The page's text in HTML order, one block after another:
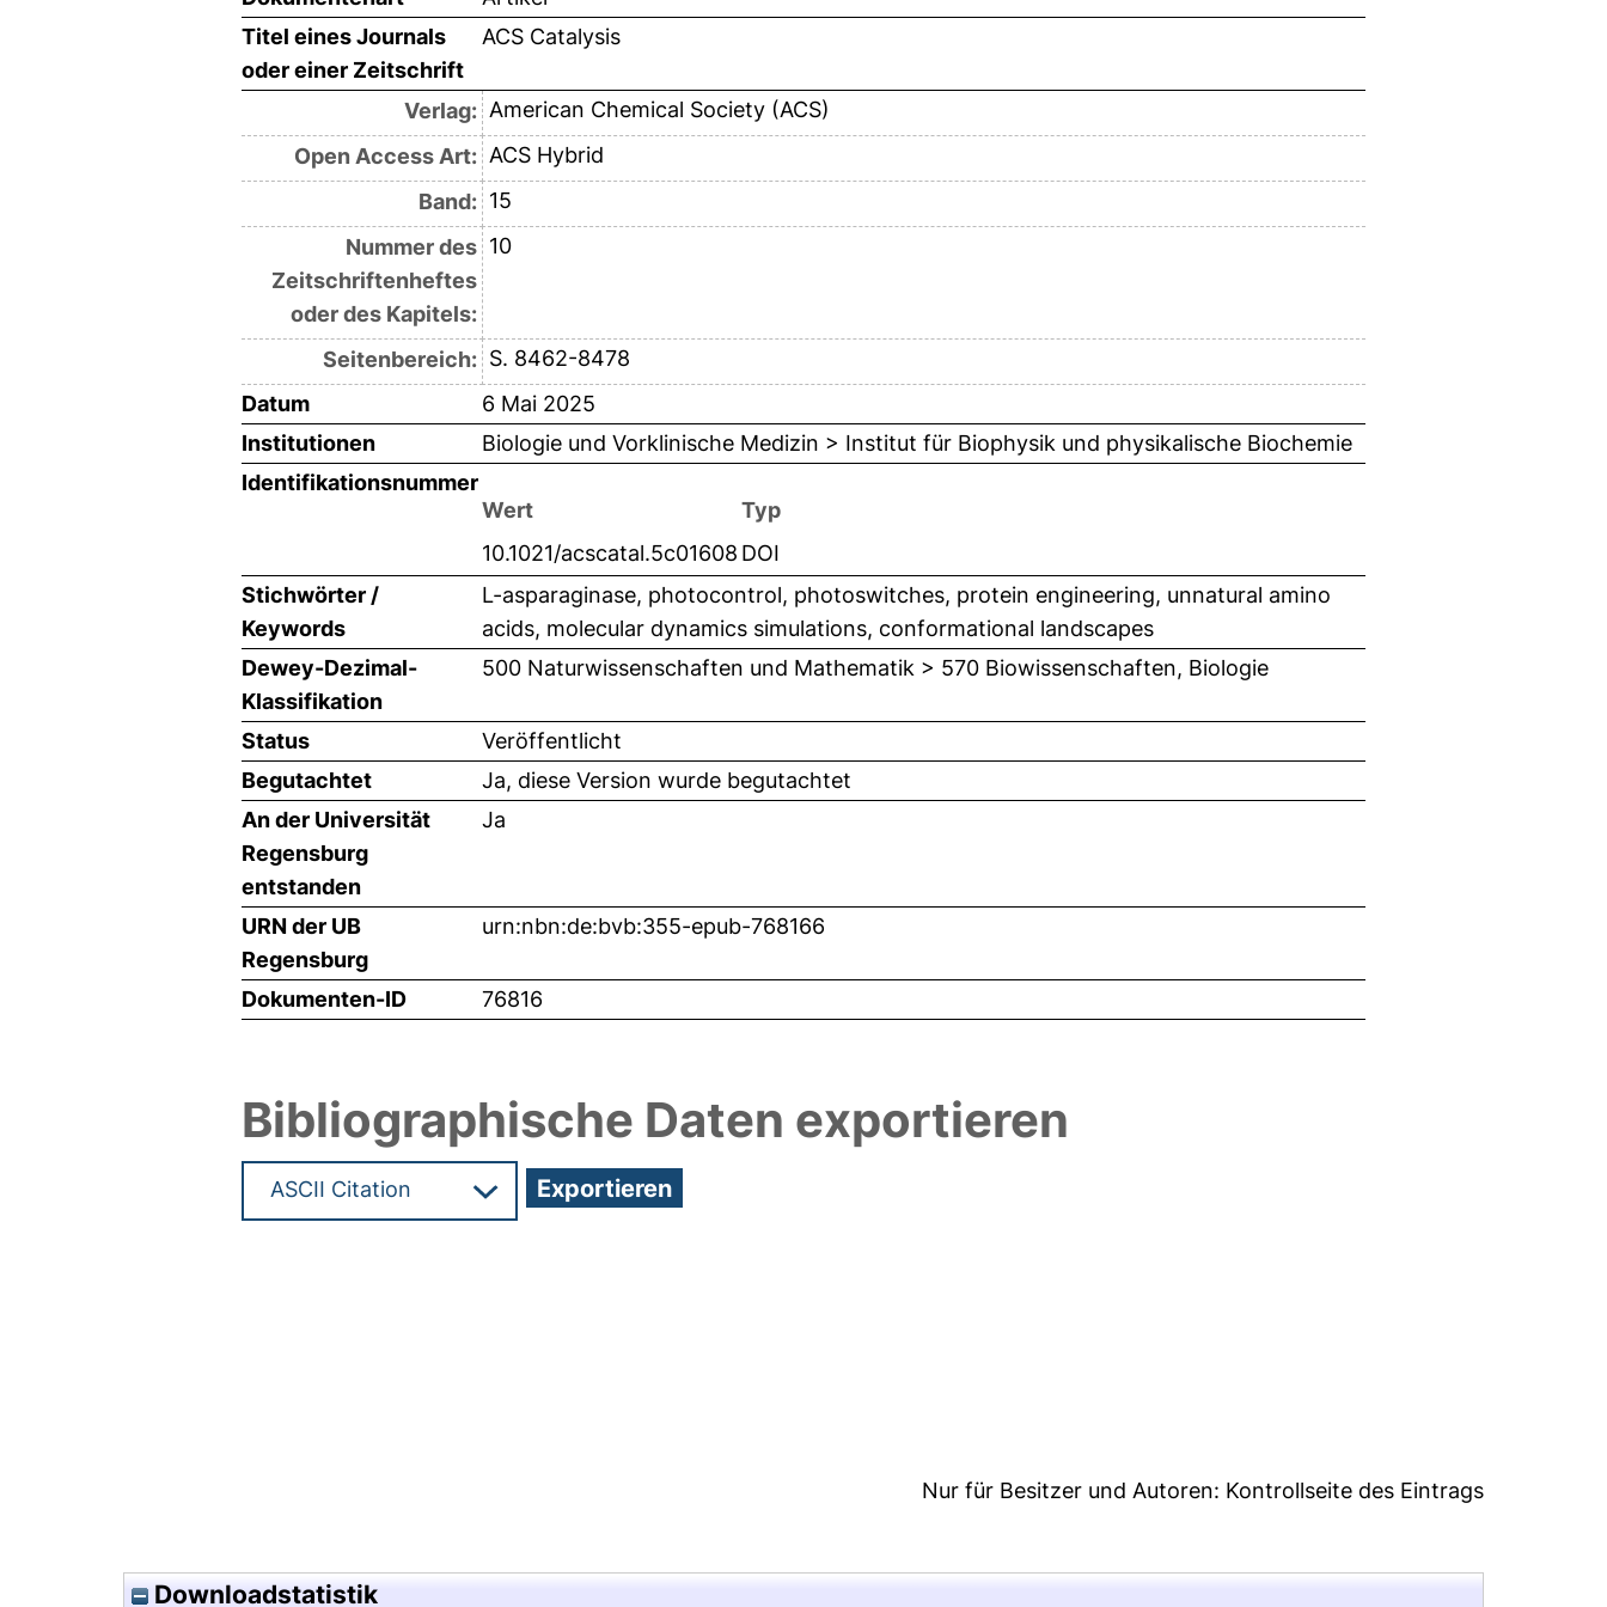
Titel eines Journals
oder einer Zeitschrift
ACS Catalysis
Verlag: American Chemical Society (ACS)
Open Access Art: ACS Hybrid
Band: 15
Nummer des
Zeitschriftenheftes
oder des Kapitels:
10
Seitenbereich: S. 8462-8478
Datum
6 Mai 2025
Institutionen
Biologie und Vorklinische Medizin > Institut für Biophysik und physikalische Biochemie
Identifikationsnummer
Wert
Typ
10.1021/acscatal.5c01608 DOI
Stichwörter /
Keywords
L-asparaginase, photocontrol, photoswitches, protein engineering, unnatural amino
acids, molecular dynamics simulations, conformational landscapes
Dewey-Dezimal-
Klassifikation
500 Naturwissenschaften und Mathematik > 570 Biowissenschaften, Biologie
Status
Veröffentlicht
Begutachtet
Ja, diese Version wurde begutachtet
An der Universität
Regensburg
entstanden
Ja
URN der UB
Regensburg
urn:nbn:de:bvb:355-epub-768166
Dokumenten-ID 76816
Bibliographische Daten exportieren
Nur für Besitzer und Autoren: Kontrollseite des Eintrags
Downloadstatistik